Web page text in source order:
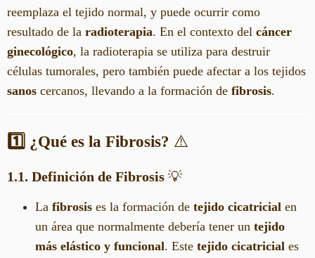
reemplaza el tejido normal, y puede ocurrir como
resultado de la radioterapia. En el contexto del cáncer
ginecológico, la radioterapia se utiliza para destruir
células tumorales, pero también puede afectar a los tejidos
sanos cercanos, llevando a la formación de fibrosis.
1️⃣ ¿Qué es la Fibrosis? ⚠️
1.1. Definición de Fibrosis 💡
La fibrosis es la formación de tejido cicatricial en
un área que normalmente debería tener un tejido
más elástico y funcional. Este tejido cicatricial es